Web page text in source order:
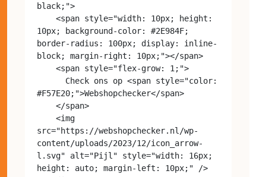
black;">
10px; background-color: #2E984F;
border-radius: 100px; display: inline-
block; margin-right: 10px;"></span>
#F57E20;">Webshopchecker</span>
src="https://webshopchecker.nl/wp-
content/uploads/2023/12/icon_arrow-
l.svg" alt="Pijl" style="width: 16px;
height: auto; margin-left: 10px;" />